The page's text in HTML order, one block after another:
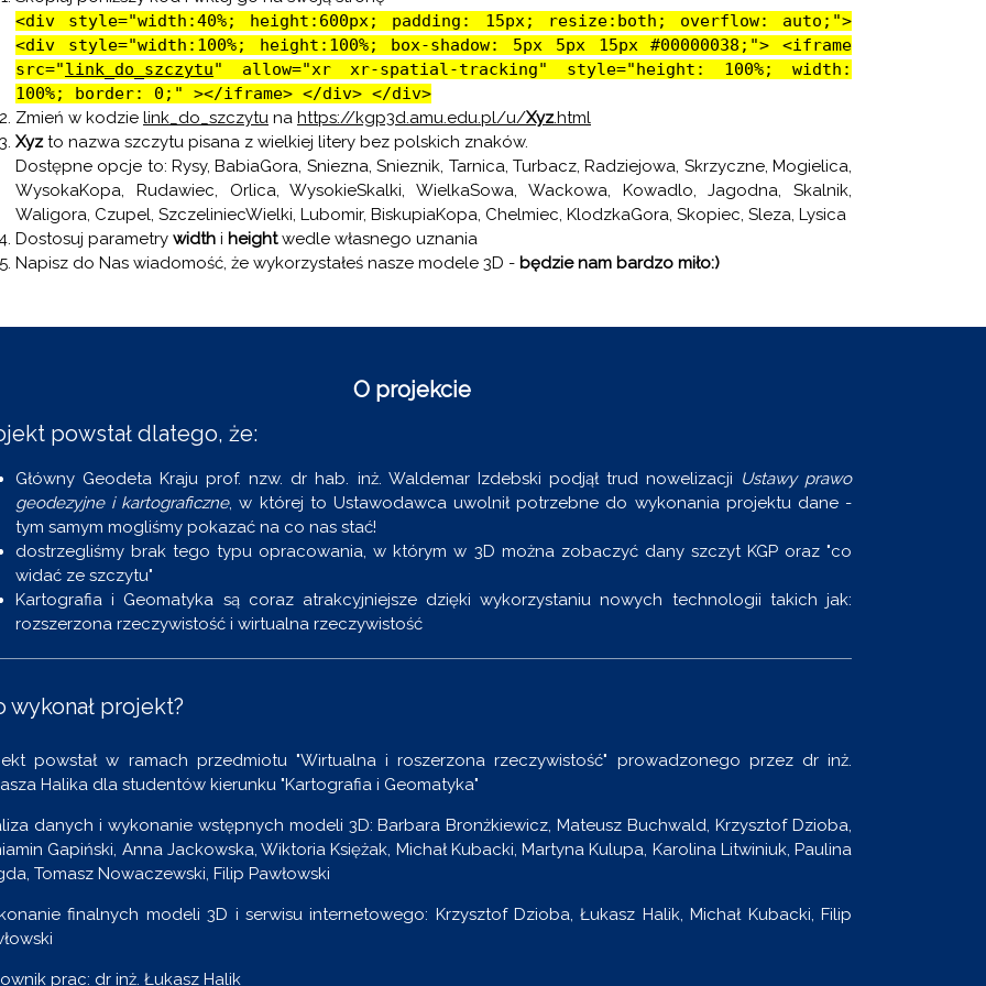
<div style="width:40%; height:600px; padding: 15px; resize:both; overflow: auto;">
<div style="width:100%; height:100%; box-shadow: 5px 5px 15px #00000038;"> <iframe
src="link_do_szczytu" allow="xr xr-spatial-tracking" style="height: 100%; width:
100%; border: 0;" ></iframe> </div> </div>
Zmień w kodzie link_do_szczytu na https://kgp3d.amu.edu.pl/u/Xyz.html
Xyzto nazwa szczytu pisana z wielkiej litery bez polskich znaków.
Dostępne opcje to: Rysy, BabiaGora, Sniezna, Snieznik, Tarnica, Turbacz, Radziejowa, Skrzyczne, Mogielica,
WysokaKopa, Rudawiec, Orlica, WysokieSkalki, WielkaSowa, Wackowa, Kowadlo, Jagodna, Skalnik,
Waligora, Czupel, SzczeliniecWielki, Lubomir, BiskupiaKopa, Chelmiec, KlodzkaGora, Skopiec, Sleza, Lysica
Dostosuj parametry width i heightwedle własnego uznania
Napisz do Nas wiadomość, że wykorzystałeś nasze modele 3D - będzie nam bardzo miło:)
O projekcie
powstał dlatego, że:
Główny Geodeta Kraju prof. nzw. dr hab. inż. Waldemar Izdebski podjął trud nowelizacji Ustawy prawo
geodezyjne i kartograficzne, w której to Ustawodawca uwolnił potrzebne do wykonania projektu dane -
tym samym mogliśmy pokazać na co nas stać!
dostrzegliśmy brak tego typu opracowania, w którym w 3D można zobaczyć dany szczyt KGP oraz "co
widać ze szczytu"
Kartografia i Geomatyka są coraz atrakcyjniejsze dzięki wykorzystaniu nowych technologii takich jak:
rozszerzona rzeczywistość i wirtualna rzeczywistość
wykonał projekt?
powstał w ramach przedmiotu "Wirtualna i roszerzona rzeczywistość" prowadzonego przez dr inż.
Halika dla studentów kierunku "Kartografia i Geomatyka"
danych i wykonanie wstępnych modeli 3D: Barbara Bronżkiewicz, Mateusz Buchwald, Krzysztof Dzioba,
Gapiński, Anna Jackowska, Wiktoria Księżak, Michał Kubacki, Martyna Kulupa, Karolina Litwiniuk, Paulina
Tomasz Nowaczewski, Filip Pawłowski
finalnych modeli 3D i serwisu internetowego: Krzysztof Dzioba, Łukasz Halik, Michał Kubacki, Filip
prac: dr inż. Łukasz Halik